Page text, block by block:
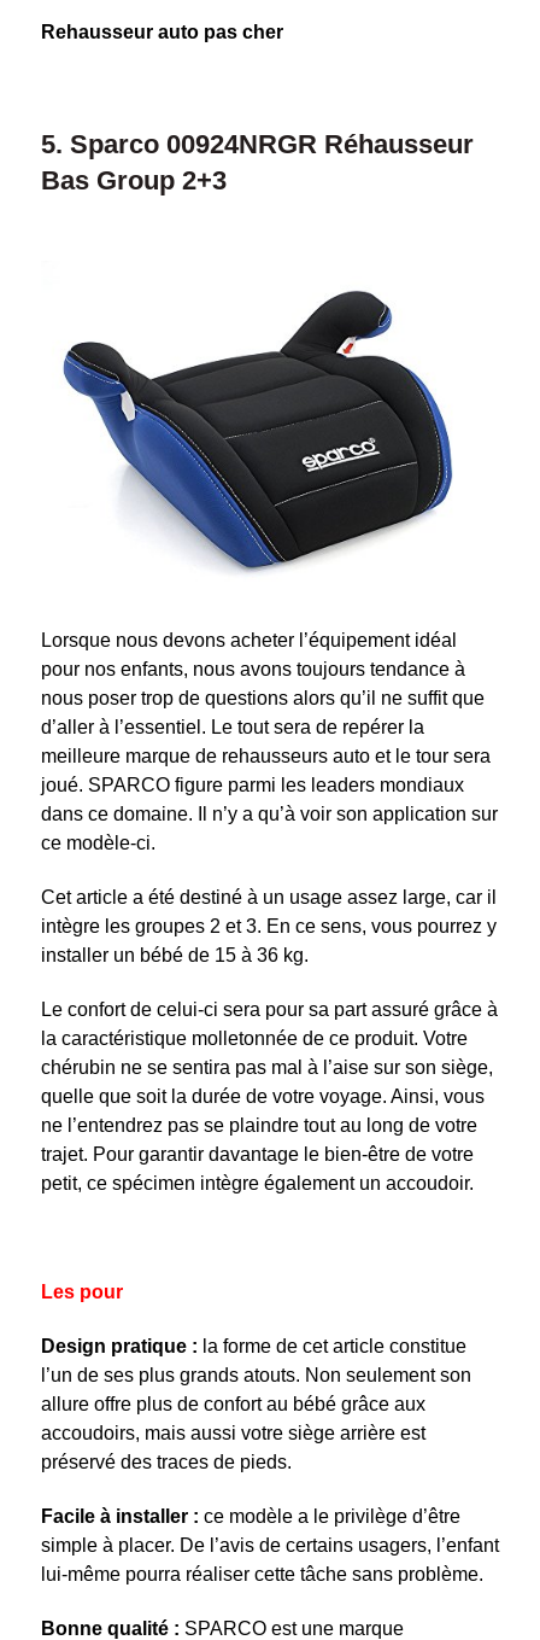
Rehausseur auto pas cher
5. Sparco 00924NRGR Réhausseur
Bas Group 2+3
Lorsque nous devons acheter l’équipement idéal
pour nos enfants, nous avons toujours tendance à
nous poser trop de questions alors qu’il ne suffit que
d’aller à l’essentiel. Le tout sera de repérer la
meilleure marque de rehausseurs auto et le tour sera
joué. SPARCO figure parmi les leaders mondiaux
dans ce domaine. Il n’y a qu’à voir son application sur
ce modèle-ci.
Cet article a été destiné à un usage assez large, car il
intègre les groupes 2 et 3. En ce sens, vous pourrez y
installer un bébé de 15 à 36 kg.
Le confort de celui-ci sera pour sa part assuré grâce à
la caractéristique molletonnée de ce produit. Votre
chérubin ne se sentira pas mal à l’aise sur son siège,
quelle que soit la durée de votre voyage. Ainsi, vous
ne l’entendrez pas se plaindre tout au long de votre
trajet. Pour garantir davantage le bien-être de votre
petit, ce spécimen intègre également un accoudoir.
Les pour
Design pratique : la forme de cet article constitue
l’un de ses plus grands atouts. Non seulement son
allure offre plus de confort au bébé grâce aux
accoudoirs, mais aussi votre siège arrière est
préservé des traces de pieds.
Facile à installer : ce modèle a le privilège d’être
simple à placer. De l’avis de certains usagers, l’enfant
lui-même pourra réaliser cette tâche sans problème.
Bonne qualité : SPARCO est une marque